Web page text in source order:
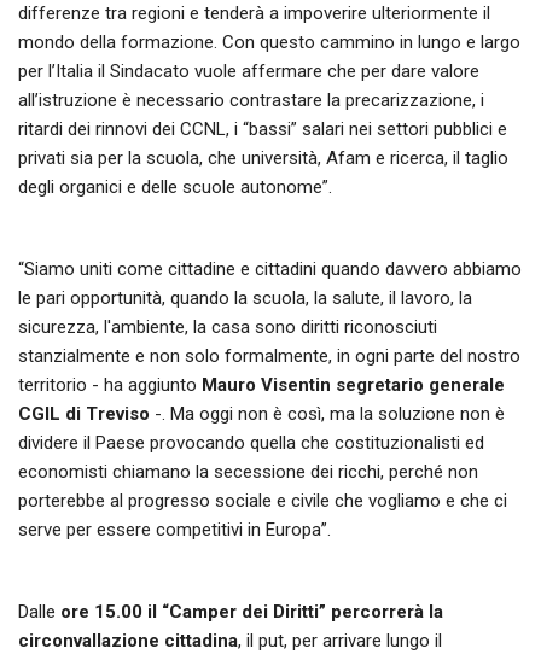
differenze tra regioni e tenderà a impoverire ulteriormente il
mondo della formazione. Con questo cammino in lungo e largo
per l’Italia il Sindacato vuole affermare che per dare valore
all’istruzione è necessario contrastare la precarizzazione, i
ritardi dei rinnovi dei CCNL, i “bassi” salari nei settori pubblici e
privati sia per la scuola, che università, Afam e ricerca, il taglio
degli organici e delle scuole autonome”.
“Siamo uniti come cittadine e cittadini quando davvero abbiamo
le pari opportunità, quando la scuola, la salute, il lavoro, la
sicurezza, l'ambiente, la casa sono diritti riconosciuti
stanzialmente e non solo formalmente, in ogni parte del nostro
territorio - ha aggiunto Mauro Visentin segretario generale
CGIL di Treviso -. Ma oggi non è così, ma la soluzione non è
dividere il Paese provocando quella che costituzionalisti ed
economisti chiamano la secessione dei ricchi, perché non
porterebbe al progresso sociale e civile che vogliamo e che ci
serve per essere competitivi in Europa”.
Dalle ore 15.00 il “Camper dei Diritti” percorrerà la
circonvallazione cittadina, il put, per arrivare lungo il